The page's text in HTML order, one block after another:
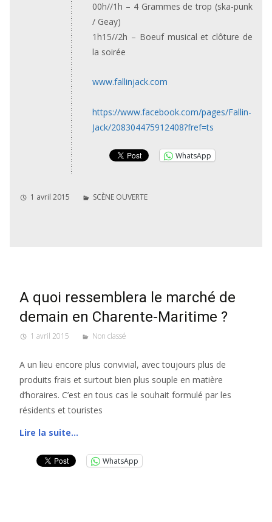
00h//1h – 4 Grammes de trop (ska-punk
/ Geay)
1h15//2h – Boeuf musical et clôture de
la soirée
www.fallinjack.com
https://www.facebook.com/pages/Fallin-
Jack/208304475912408?fref=ts
WhatsApp
1 avril 2015 SCÈNE OUVERTE
A quoi ressemblera le marché de
demain en Charente-Maritime ?
1 avril 2015 Non classé
A un lieu encore plus convivial, avec toujours plus de
produits frais et surtout bien plus souple en matière
d’horaires. C’est en tous cas le souhait formulé par les
résidents et touristes
Lire la suite…
WhatsApp